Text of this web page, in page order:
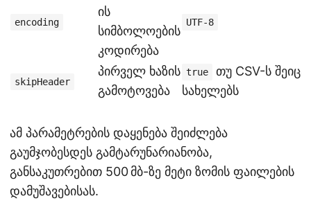
encoding
ის
სიმბოლოების
კოდირება
UTF-8
skipHeader
პირველ ხაზის
გამოტოვება
true
თუ CSV-ს
სახელებს
ამ პარამეტრების დაყენება შეიძლება
გაუმჯობესდეს გამტარუნარიანობა,
განსაკუთრებით 500 მბ-ზე მეტი ზომის ფაილების
დამუშავებისას.